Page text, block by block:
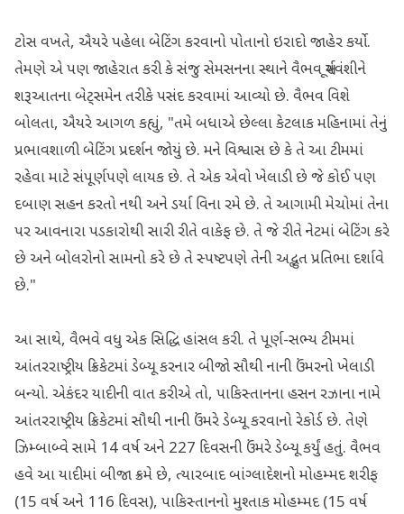
ટોસ વખતે, ઐયરે પહેલા બેટિંગ કરવાનો પોતાનો ઇરાદો જાહેર કર્યો.
તેમણે એ પણ જાહેરાત કરી કે સંજુ સેમસનના સ્થાને વૈભવ સૂર્યવંશીને
શરૂઆતના બેટ્સમેન તરીકે પસંદ કરવામાં આવ્યો છે. વૈભવ વિશે
બોલતા, ઐયરે આગળ કહ્યું, "તમે બધાએ છેલ્લા કેટલાક મહિનામાં તેનું
પ્રભાવશાળી બેટિંગ પ્રદર્શન જોયું છે. મને વિશ્વાસ છે કે તે આ ટીમમાં
રહેવા માટે સંપૂર્ણપણે લાયક છે. તે એક એવો ખેલાડી છે જે કોઈ પણ
દબાણ સહન કરતો નથી અને ડર્યા વિના રમે છે. તે આગામી મેચોમાં તેના
પર આવનારા પડકારોથી સારી રીતે વાકેફ છે. તે જે રીતે નેટમાં બેટિંગ કરે
છે અને બોલરોનો સામનો કરે છે તે સ્પષ્ટપણે તેની અદ્ભુત પ્રતિભા દર્શાવે
છે."
આ સાથે, વૈભવે વધુ એક સિદ્ધિ હાંસલ કરી. તે પૂર્ણ-સભ્ય ટીમમાં
આંતરરાષ્ટ્રીય ક્રિકેટમાં ડેબ્યૂ કરનાર બીજો સૌથી નાની ઉંમરનો ખેલાડી
બન્યો. એકંદર યાદીની વાત કરીએ તો, પાકિસ્તાનના હસન રઝાના નામે
આંતરરાષ્ટ્રીય ક્રિકેટમાં સૌથી નાની ઉંમરે ડેબ્યૂ કરવાનો રેકોર્ડ છે. તેણે
ઝિમ્બાબ્વે સામે 14 વર્ષ અને 227 દિવસની ઉંમરે ડેબ્યૂ કર્યું હતું. વૈભવ
હવે આ યાદીમાં બીજા ક્રમે છે, ત્યારબાદ બાંગ્લાદેશનો મોહમ્મદ શરીફ
(15 વર્ષ અને 116 દિવસ), પાકિસ્તાનનો મુશ્તાક મોહમ્મદ (15 વર્ષ